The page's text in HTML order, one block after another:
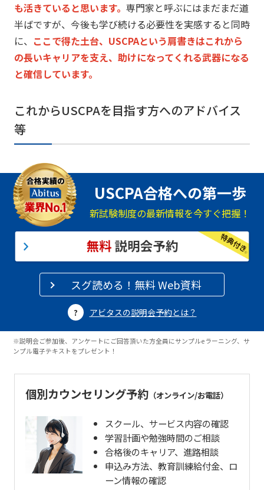
も活きていると思います。 専門家と呼ぶにはまだまだ道
半ばですが、 今後も学び続ける必要性を実感すると同時
に、 ここで得た土台、 USCPAという肩書きはこれから
の長いキャリアを支え、 助けになってくれる武器になる
と確信しています。
これからUSCPAを目指す方へのアドバイス
等
USCPA合格への第一歩
新試験制度の最新情報を今すぐ把握！
スグ読める！無料 Web資料
アビタスの説明会予約とは？
※説明会ご参加後、アンケートにご回答頂いた方全員にサンプルeラーニング、サ
ンプル電子テキストをプレゼント！
個別カウンセリング予約（オンライン/お電話）
スクール、サービス内容の確認
学習計画や勉強時間のご相談
合格後のキャリア、進路相談
申込み方法、教育訓練給付金、ロ
ーン情報の確認